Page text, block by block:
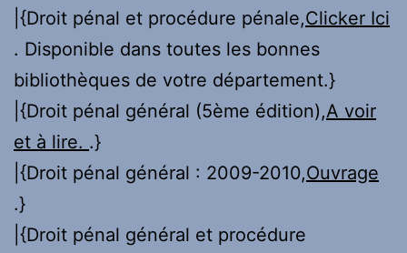
|{Droit pénal et procédure pénale,Clicker Ici
. Disponible dans toutes les bonnes
bibliothèques de votre département.}
|{Droit pénal général (5ème édition),A voir
et à lire. .}
|{Droit pénal général : 2009-2010,Ouvrage
.}
|{Droit pénal général et procédure